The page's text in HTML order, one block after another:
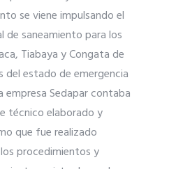
se viene impulsando el
saneamiento para los
Tiabaya y Congata de
del estado de emergencia
empresa Sedapar contaba
técnico elaborado y
que fue realizado
procedimientos y